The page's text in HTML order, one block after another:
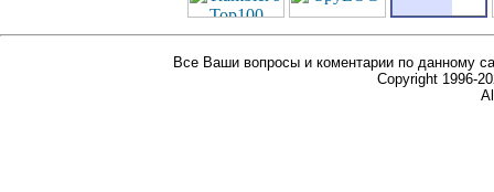
Все Ваши вопросы и коментарии по данному
Copyright 1996-